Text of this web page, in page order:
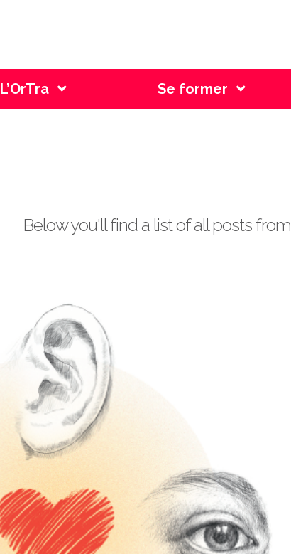
L’OrTra Se former
Below you'll find a list of all posts from